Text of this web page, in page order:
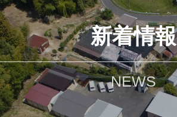
新着情報
NEWS